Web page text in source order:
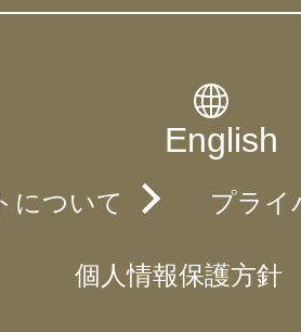
English
について プライ
個人情報保護方針